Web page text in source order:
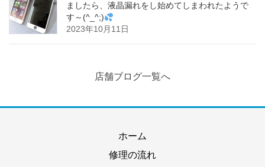
ましたら、液晶漏れをし始めてしまわれたようで
す～(^_^;)
2023年10月11日
店舗ブログ一覧へ
ホーム
修理の流れ